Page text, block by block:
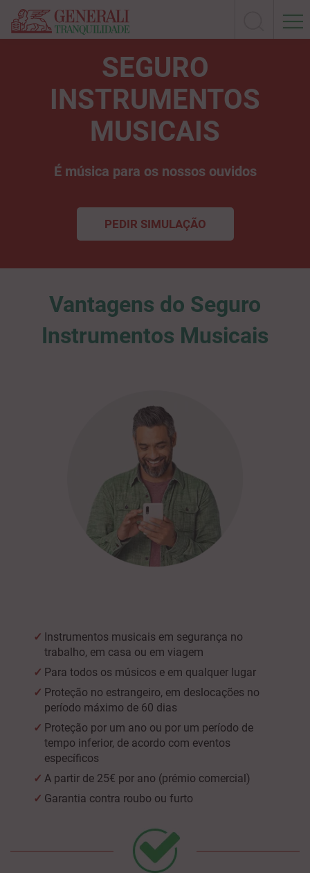
SEGURO
INSTRUMENTOS
MUSICAIS
É música para os nossos ouvidos
PEDIR SIMULAÇÃO
Vantagens do Seguro
Instrumentos Musicais
Instrumentos musicais em segurança no
trabalho, em casa ou em viagem
Para todos os músicos e em qualquer lugar
Proteção no estrangeiro, em deslocações no
período máximo de 60 dias
Proteção por um ano ou por um período de
tempo inferior, de acordo com eventos
específicos
A partir de 25€ por ano (prémio comercial)
Garantia contra roubo ou furto